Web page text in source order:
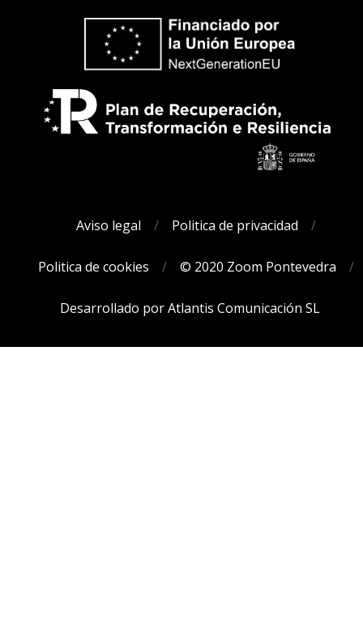
Aviso legal Politica de privacidad
Politica de cookies © 2020 Zoom Pontevedra
Desarrollado por Atlantis Comunicación SL